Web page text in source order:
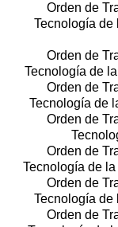
Orden de
Tecnología de
Orden de
Tecnología de
Orden de
Tecnología de
Orden de
Orden de
Tecnología de
Orden de
Tecnología de
Orden de